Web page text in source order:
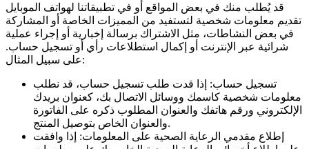
قد يُطلب منك في بعض المواقع أو في تطبيقاتنا لهواتف الموبايل
تقديم معلومات شخصية لتستفيد من المميزات الخاصة أو المشاركة
في بعض النشاطات، مثل الاشتراك برسالة إخبارية أو إجراء عملية
شرائية عبر الإنترنت أو إكمال استطلاعات رأي أو تسجيل حساب.
على سبيل المثال:
تسجيل حساب: إذا قدت طلب تسجيل حساب، قد نطلب
معلومات شخصية كاسمك ووسائل الاتصال بك، كعنوان بريدك
الإلكتروني ورقم هاتفك والعنوان المطلوب ذكره على الفاتورة
والعنوان الخاص بتوصيل المنتج.
إطلاع مقدمي الرعاية الصحية على المعلومات: إذا وافقت